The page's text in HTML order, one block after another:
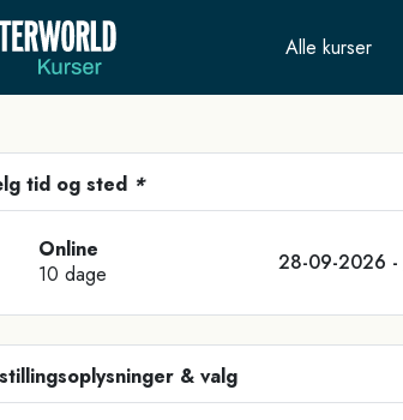
Alle kurser
tid og sted *
Online
10 dage
28-09-2026 -
& valg